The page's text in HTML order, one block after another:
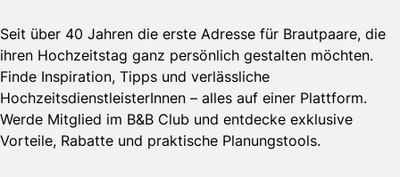
Seit über 40 Jahren die erste Adresse für Brautpaare, die
ihren Hochzeitstag ganz persönlich gestalten möchten.
Finde Inspiration, Tipps und verlässliche
HochzeitsdienstleisterInnen – alles auf einer Plattform.
Werde Mitglied im B&B Club und entdecke exklusive
Vorteile, Rabatte und praktische Planungstools.